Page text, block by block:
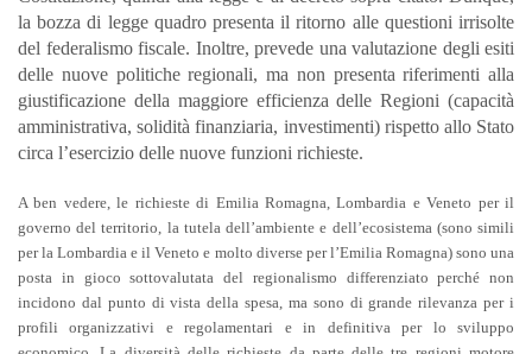
la bozza di legge quadro presenta il ritorno alle questioni irrisolte
del federalismo fiscale. Inoltre, prevede una valutazione degli esiti
delle nuove politiche regionali, ma non presenta riferimenti alla
giustificazione della maggiore efficienza delle Regioni (capacità
amministrativa, solidità finanziaria, investimenti) rispetto allo Stato
circa l’esercizio delle nuove funzioni richieste.
A ben vedere, le richieste di Emilia Romagna, Lombardia e Veneto per il
governo del territorio, la tutela dell’ambiente e dell’ecosistema (sono simili
per la Lombardia e il Veneto e molto diverse per l’Emilia Romagna) sono una
posta in gioco sottovalutata del regionalismo differenziato perché non
incidono dal punto di vista della spesa, ma sono di grande rilevanza per i
profili organizzativi e regolamentari e in definitiva per lo sviluppo